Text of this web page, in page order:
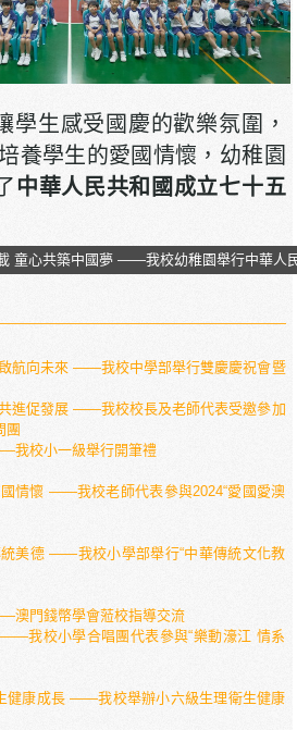
感受國慶的歡樂氛圍，
養學生的愛國情懷，幼稚園
中華人民共和國 成立七十五
童心共築中國夢 ——我校幼稚園舉行中華人
航向未來 ——我校中學部舉行雙慶慶祝會暨
進促發展 ——我校校長及老師代表受邀參加
團
我校小一級舉行開筆禮
情懷 ——我校老師代表參與2024“愛國愛澳
美德 ——我校小學部舉行“中華傳統文化教
澳門錢幣學會蒞校指導交流
我校小學合唱團代表參與“樂動濠江 情系
健康成長 ——我校舉辦小六級生理衛生健康